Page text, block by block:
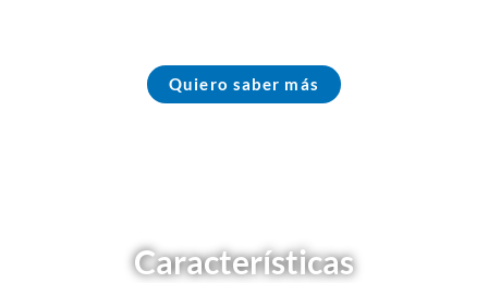
Quiero saber más
Características